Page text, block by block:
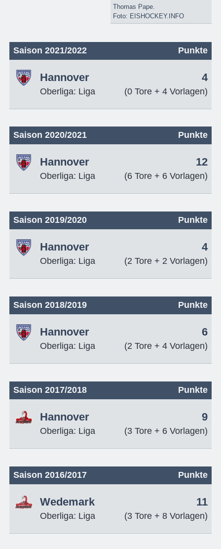
Thomas Pape.
Foto: EISHOCKEY.INFO
Saison 2021/2022 Punkte
Hannover
Oberliga: Liga
4
(0 Tore + 4 Vorlagen)
Saison 2020/2021 Punkte
Hannover
Oberliga: Liga
12
(6 Tore + 6 Vorlagen)
Saison 2019/2020 Punkte
Hannover
Oberliga: Liga
4
(2 Tore + 2 Vorlagen)
Saison 2018/2019 Punkte
Hannover
Oberliga: Liga
6
(2 Tore + 4 Vorlagen)
Saison 2017/2018 Punkte
Hannover
Oberliga: Liga
9
(3 Tore + 6 Vorlagen)
Saison 2016/2017 Punkte
Wedemark
Oberliga: Liga
11
(3 Tore + 8 Vorlagen)